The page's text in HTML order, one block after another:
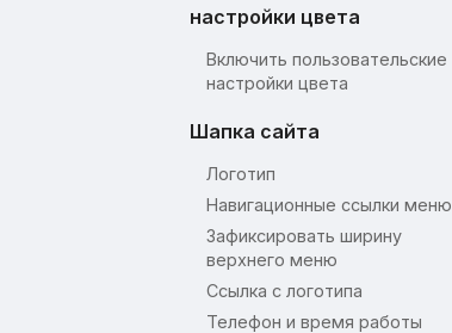
настройки цвета
Включить пользовательские
настройки цвета
Шапка сайта
Логотип
Навигационные ссылки меню
Зафиксировать ширину
верхнего меню
Ссылка с логотипа
Телефон и время работы